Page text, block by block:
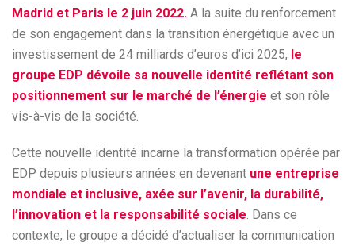
Madrid et Paris le 2 juin 2022. A la suite du renforcement
de son engagement dans la transition énergétique avec un
investissement de 24 milliards d’euros d’ici 2025, le
groupe EDP dévoile sa nouvelle identité reflétant son
positionnement sur le marché de l’énergie et son rôle
vis-à-vis de la société.
Cette nouvelle identité incarne la transformation opérée par
EDP depuis plusieurs années en devenant une entreprise
mondiale et inclusive, axée sur l’avenir, la durabilité,
l’innovation et la responsabilité sociale. Dans ce
contexte, le groupe a décidé d’actualiser la communication